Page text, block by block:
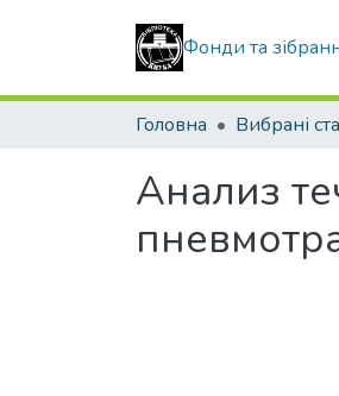
Фонди та
Головна
Анализ